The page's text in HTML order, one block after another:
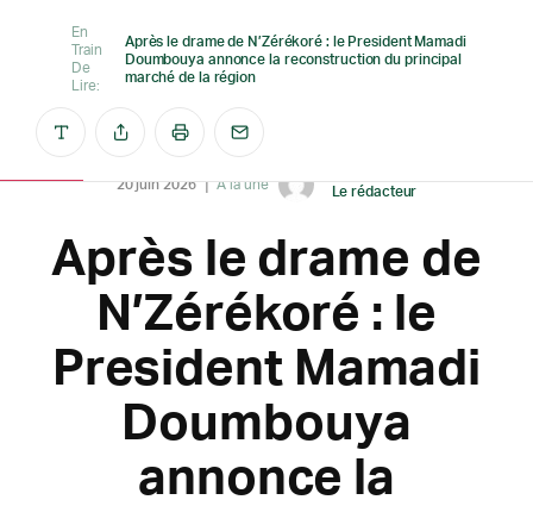
En
Train
De
Lire:
Après le drame de N’Zérékoré : le President Mamadi
Doumbouya annonce la reconstruction du principal
marché de la région
20 juin 2026 A la une
Le rédacteur
Après le drame de
N’Zérékoré : le
President Mamadi
Doumbouya
annonce la